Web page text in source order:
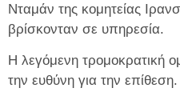
Νταμάν της κομητείας
βρίσκονταν σε υπηρεσία.
Η λεγόμενη τρομοκρατική
την ευθύνη για την επίθεση.